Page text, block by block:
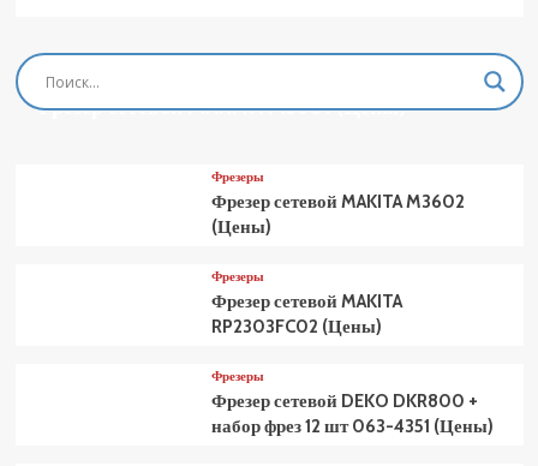
Фрезеры
Фрезер сетевой MAKITA M3601 (Цены)
Фрезеры
Фрезер сетевой MAKITA M3602
(Цены)
Фрезеры
Фрезер сетевой MAKITA
RP2303FC02 (Цены)
Фрезеры
Фрезер сетевой DEKO DKR800 +
набор фрез 12 шт 063-4351 (Цены)